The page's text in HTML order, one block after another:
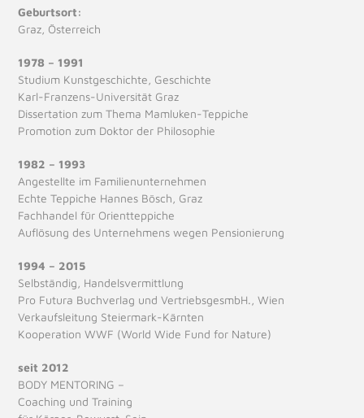
Geburtsort:
Graz, Österreich
1978 – 1991
Studium Kunstgeschichte, Geschichte
Karl-Franzens-Universität Graz
Dissertation zum Thema Mamluken-Teppiche
Promotion zum Doktor der Philosophie
1982 – 1993
Angestellte im Familienunternehmen
Echte Teppiche Hannes Bösch, Graz
Fachhandel für Orientteppiche
Auflösung des Unternehmens wegen Pensionierung
1994 – 2015
Selbständig, Handelsvermittlung
Pro Futura Buchverlag und VertriebsgesmbH., Wien
Verkaufsleitung Steiermark-Kärnten
Kooperation WWF (World Wide Fund for Nature)
seit 2012
BODY MENTORING –
Coaching und Training